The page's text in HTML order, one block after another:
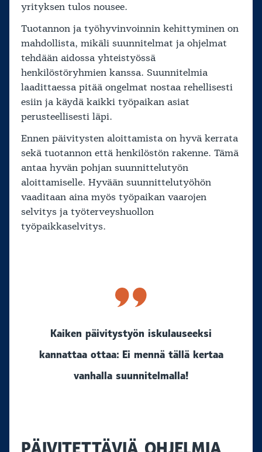
yrityksen tulos nousee.
Tuotannon ja työhyvinvoinnin kehittyminen on
mahdollista, mikäli suunnitelmat ja ohjelmat
tehdään aidossa yhteistyössä
henkilöstöryhmien kanssa. Suunnitelmia
laadittaessa pitää ongelmat nostaa rehellisesti
esiin ja käydä kaikki työpaikan asiat
perusteellisesti läpi.
Ennen päivitysten aloittamista on hyvä kerrata
sekä tuotannon että henkilöstön rakenne. Tämä
antaa hyvän pohjan suunnittelutyön
aloittamiselle. Hyvään suunnittelutyöhön
vaaditaan aina myös työpaikan vaarojen
selvitys ja työterveyshuollon
työpaikkaselvitys.
Kaiken päivitystyön iskulauseeksi
kannattaa ottaa: Ei mennä tällä kertaa
vanhalla suunnitelmalla!